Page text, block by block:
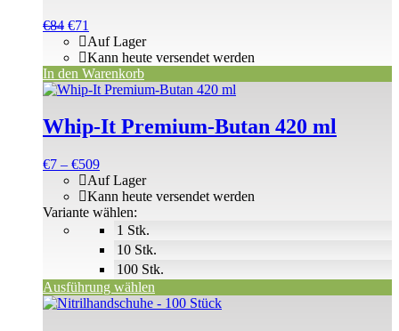
€84 Ursprünglicher
Preis
war:
€84
€71
Preis
ist:
€71.
Auf Lager
Kann heute versendet werden
In den Warenkorb
Whip-It Premium-Butan 420 ml
€7 – €509Preisspanne:
€7
bis
€509
1 Stk.
10 Stk.
100 Stk.
Auf Lager
Kann heute versendet werden
Variante wählen:
Ausführung wählen
Dieses
weist
mehrere
auf.
Optionen
können
Produktseite
gewählt
werden
Dieses